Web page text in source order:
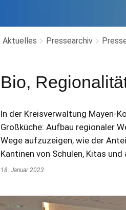
Aktuelles Pressearchiv
Bio,
In der Kreisverwaltung Mayen-
Großküche: Aufbau regionaler
Wege aufzuzeigen, wie der
Kantinen von Schulen, Kitas
18. Januar 2023